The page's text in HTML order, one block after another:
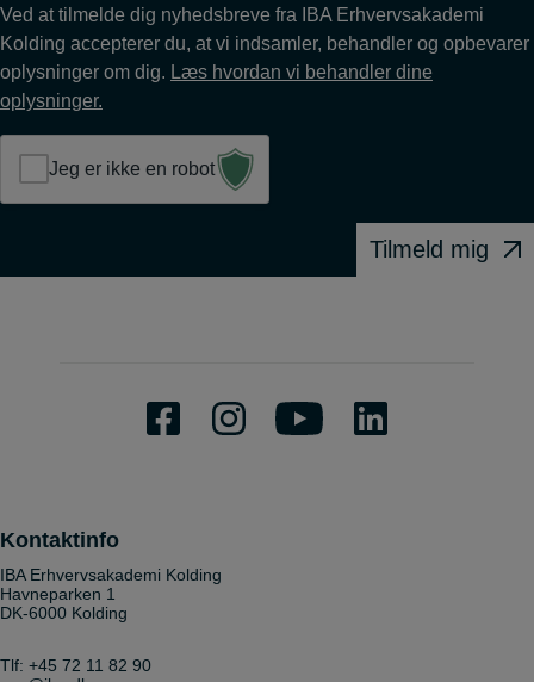
Ved at tilmelde dig nyhedsbreve fra IBA Erhvervsakademi
Kolding accepterer du, at vi indsamler, behandler og opbevarer
oplysninger om dig. Læs hvordan vi behandler dine
oplysninger.
Jeg er ikke en robot
Tilmeld mig
Kontaktinfo
IBA Erhvervsakademi Kolding
Havneparken 1
DK-6000 Kolding
Tlf: +45 72 11 82 90